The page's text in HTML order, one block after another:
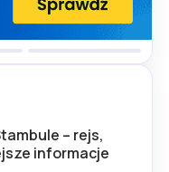
– rejs,
informacje